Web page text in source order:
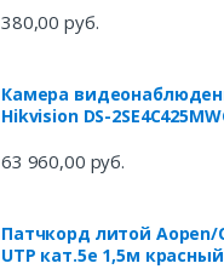
380,00 руб.
Камера
Hikvision DS-
63 960,00 руб.
Патчкорд литой Aopen/
UTP кат.5е 1,5м красный